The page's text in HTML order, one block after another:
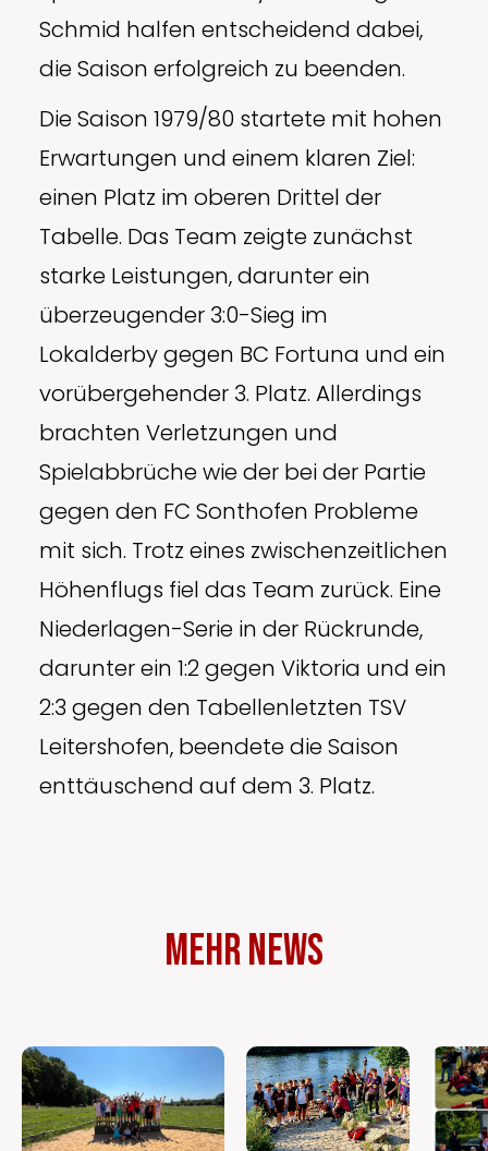
Schmid halfen entscheidend dabei,
die Saison erfolgreich zu beenden.
Die Saison 1979/80 startete mit hohen
Erwartungen und einem klaren Ziel:
einen Platz im oberen Drittel der
Tabelle. Das Team zeigte zunächst
starke Leistungen, darunter ein
überzeugender 3:0-Sieg im
Lokalderby gegen BC Fortuna und ein
vorübergehender 3. Platz. Allerdings
brachten Verletzungen und
Spielabbrüche wie der bei der Partie
gegen den FC Sonthofen Probleme
mit sich. Trotz eines zwischenzeitlichen
Höhenflugs fiel das Team zurück. Eine
Niederlagen-Serie in der Rückrunde,
darunter ein 1:2 gegen Viktoria und ein
2:3 gegen den Tabellenletzten TSV
Leitershofen, beendete die Saison
enttäuschend auf dem 3. Platz.
Mehr News